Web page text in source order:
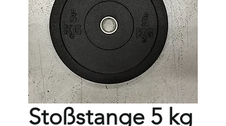
Stoßstange 5 kg